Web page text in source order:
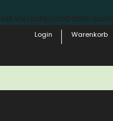
Login
Warenkorb